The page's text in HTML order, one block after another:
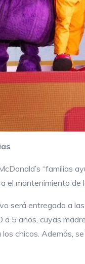
“familias
el mantenimiento de
será entregado a
5 años, cuyas
chicos. Además,